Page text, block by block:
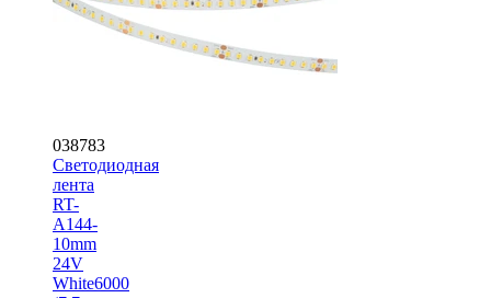
038783
Светодиодная
лента
RT-
A144-
10mm
24V
White6000